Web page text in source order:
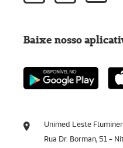
Unimed Leste
Rua Dr. Borman, 51 -
Baixe nosso